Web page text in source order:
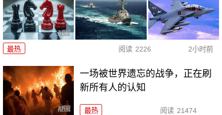
最热 阅读 2226 2小时前
一场被世界遗忘的战争，正在刷
新所有人的认知
最热 阅读 21474